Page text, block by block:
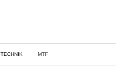
TECHNIK MTF